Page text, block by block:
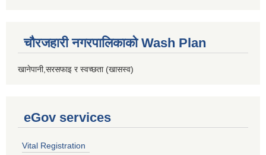
चौरजहारी नगरपालिकाको Wash Plan
खानेपानी,सरसफाइ र स्वच्छता (खासस्व)
eGov services
Vital Registration